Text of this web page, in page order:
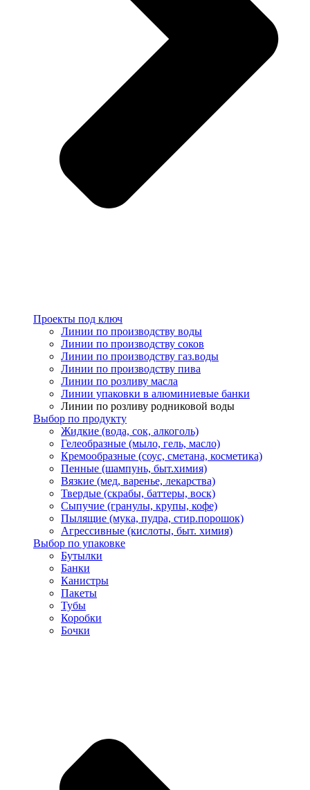
Проекты под ключ
Линии по производству воды
Линии по производству соков
Линии по производству газ.воды
Линии по производству пива
Линии по розливу масла
Линии упаковки в алюминиевые банки
Линии по розливу родниковой воды
Выбор по продукту
Жидкие (вода, сок, алкоголь)
Гелеобразные (мыло, гель, масло)
Кремообразные (соус, сметана, косметика)
Пенные (шампунь, быт.химия)
Вязкие (мед, варенье, лекарства)
Твердые (скрабы, баттеры, воск)
Сыпучие (гранулы, крупы, кофе)
Пылящие (мука, пудра, стир.порошок)
Агрессивные (кислоты, быт. химия)
Выбор по упаковке
Бутылки
Банки
Канистры
Пакеты
Тубы
Коробки
Бочки